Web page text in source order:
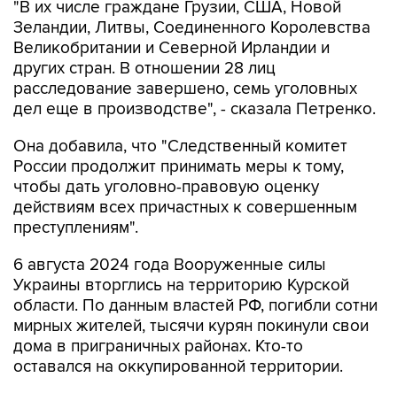
"В их числе граждане Грузии, США, Новой
Зеландии, Литвы, Соединенного Королевства
Великобритании и Северной Ирландии и
других стран. В отношении 28 лиц
расследование завершено, семь уголовных
дел еще в производстве", - сказала Петренко.
Она добавила, что "Cледственный комитет
России продолжит принимать меры к тому,
чтобы дать уголовно-правовую оценку
действиям всех причастных к совершенным
преступлениям".
6 августа 2024 года Вооруженные силы
Украины вторглись на территорию Курской
области. По данным властей РФ, погибли сотни
мирных жителей, тысячи курян покинули свои
дома в приграничных районах. Кто-то
оставался на оккупированной территории.